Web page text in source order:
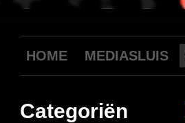
HOME MEDIASLUIS
Categoriën